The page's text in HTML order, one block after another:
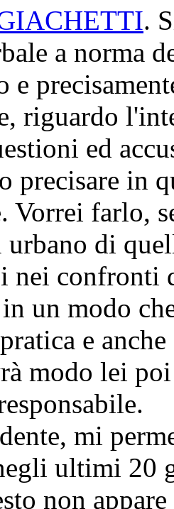
.
a norma
e
riguardo
ed
precisare in
Vorrei farlo,
urbano di
nei confronti
un modo
e
modo lei
mi
ultimi 20
non